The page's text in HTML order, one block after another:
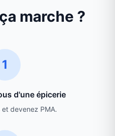
marche ?
1
d'une épicerie
devenez PMA.